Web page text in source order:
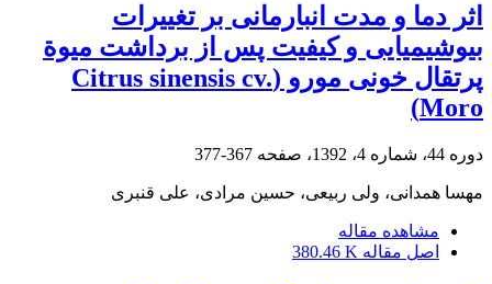
اثر دما و مدت انبارمانی بر تغییرات
بیوشیمیایی و کیفیت پس از برداشت میوة
پرتقال خونی مورو (Citrus sinensis cv.
Moro)
دوره 44، شماره 4، 1392، صفحه 367-377
مهسا همدانی، ولی ربیعی، حسین مرادی، علی قنبری
مشاهده مقاله
اصل مقاله 380.46 K